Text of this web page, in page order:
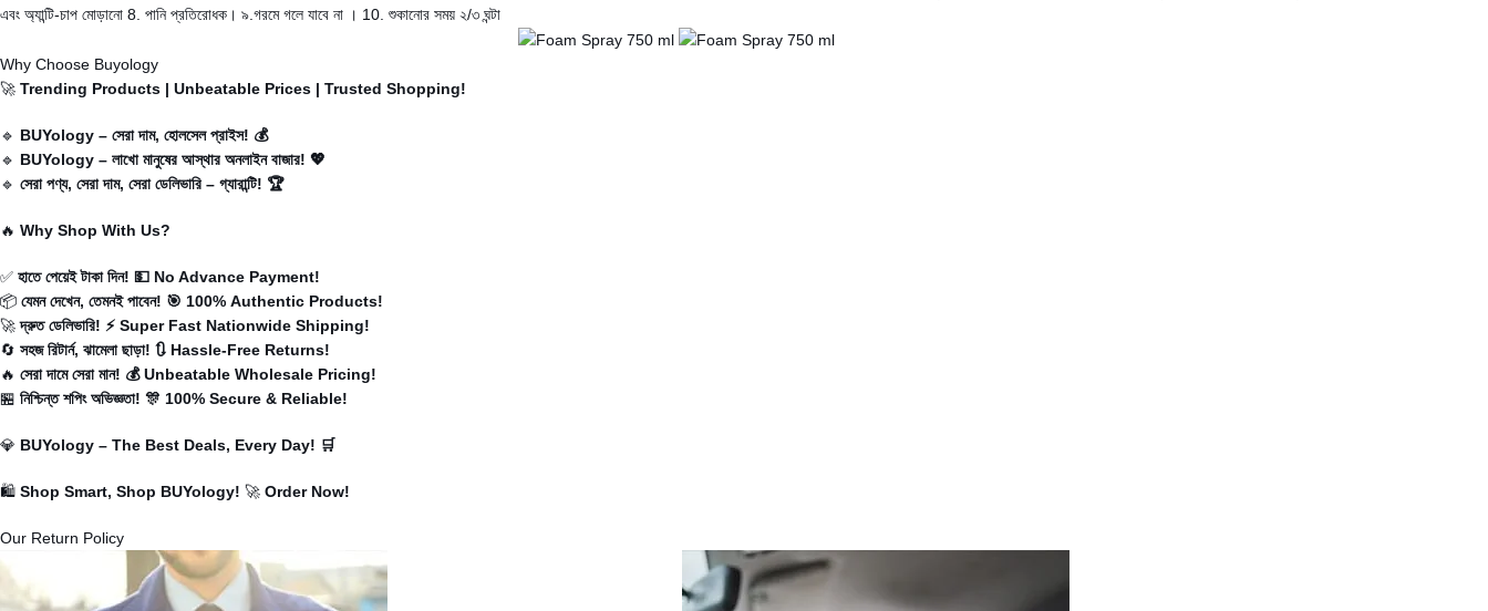
এবং অ্যান্টি-চাপ মোড়ানো 8. পানি প্রতিরোধক। ৯.গরমে গলে যাবে না । 10. শুকানোর সময় ২/৩ ঘন্টা
Why Choose Buyology
🚀 Trending Products | Unbeatable Prices | Trusted Shopping!
🔹 BUYology – সেরা দাম, হোলসেল প্রাইস! 💰
🔹 BUYology – লাখো মানুষের আস্থার অনলাইন বাজার! 💖
🔹 সেরা পণ্য, সেরা দাম, সেরা ডেলিভারি – গ্যারান্টি! 🏆
🔥 Why Shop With Us?
✅ হাতে পেয়েই টাকা দিন! 💵 No Advance Payment!
📦 যেমন দেখেন, তেমনই পাবেন! 🎯 100% Authentic Products!
🚀দ্রুত ডেলিভারি! ⚡ Super Fast Nationwide Shipping!
🔄 সহজ রিটার্ন, ঝামেলা ছাড়া! 🔃 Hassle-Free Returns!
🔥 সেরা দামে সেরা মান! 💰 Unbeatable Wholesale Pricing!
🏪 নিশ্চিন্ত শপিং অভিজ্ঞতা! 🎊 100% Secure & Reliable!
💎 BUYology – The Best Deals, Every Day! 🛒
🛍️ Shop Smart, Shop BUYology! 🚀 Order Now!
Our Return Policy